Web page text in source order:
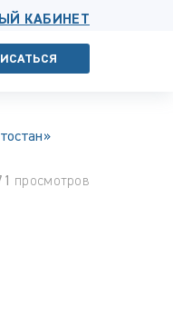
КАБИНЕТ
просмотров